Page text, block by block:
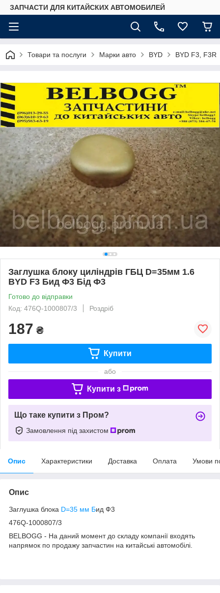
ЗАПЧАСТИ ДЛЯ КИТАЙСКИХ АВТОМОБИЛЕЙ
Товари та послуги Марки авто BYD BYD F3, F3R
Заглушка блоку циліндрів ГБЦ D=35мм 1.6
BYD F3 Бид Ф3 Бід Ф3
Готово до відправки
Код: 476Q-1000807/3
Роздріб
187 ₴
Купити
або
Купити з
Що таке купити з Пром?
Замовлення під захистом
Опис Характеристики Доставка Оплата Умови
Опис
Заглушка блока D=35 мм Бид Ф3
476Q-1000807/3
BELBOGG - На даний момент до складу компанії входять
напрямок по продажу запчастин на китайські автомобілі.